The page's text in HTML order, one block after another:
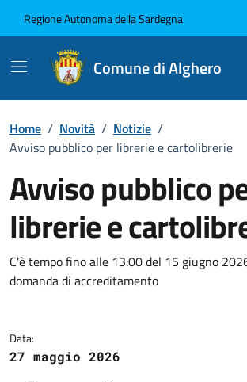
Regione Autonoma della Sardegna
Comune di Alghero
Home / Novità / Notizie /
Avviso pubblico per librerie e cartolibrerie
Avviso pubblico
librerie e
Dettagli della notizia
C'è tempo fino alle 13:00 del 15 giugno
domanda di accreditamento
Data:
27 maggio 2026